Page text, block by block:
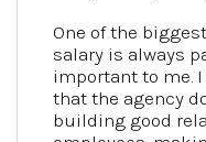
One of the
salary is always
important to me.
that the agency
building good